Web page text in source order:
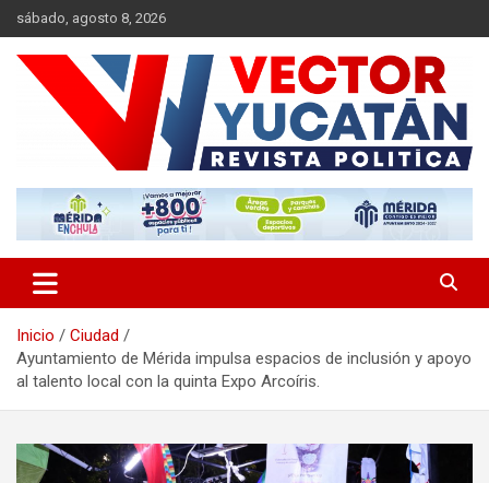
Saltar
al
contenido
sábado, agosto 8, 2026
Vector Yucatán
Inicio
Ciudad
Ayuntamiento de Mérida impulsa espacios de inclusión y apoyo
al talento local con la quinta Expo Arcoíris.